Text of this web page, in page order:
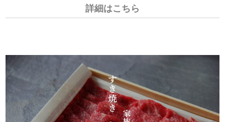
カート
お問い合わせ
詳細はこちら